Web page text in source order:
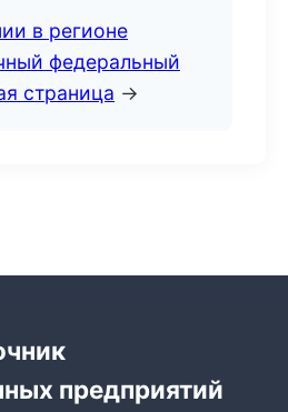
в регионе
федеральный
страница →
предприятий